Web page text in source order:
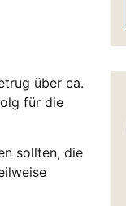
über ca.
für die
sollten, die